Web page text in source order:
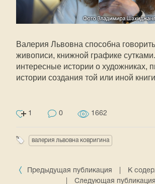
Валерия Львовна способна
живописи, книжной графике
интересные истории о художниках,
истории создания той или иной
1 0 1662
валерия львовна ковригина
Предыдущая публикация
К
Следующая публикация